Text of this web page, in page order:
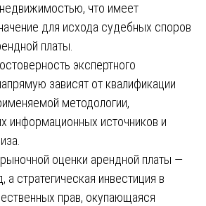
что имеет
для исхода судебных споров
платы.
экспертного
зависят от квалификации
методологии,
информационных источников и
оценки арендной платы —
а стратегическая инвестиция в
прав, окупающаяся